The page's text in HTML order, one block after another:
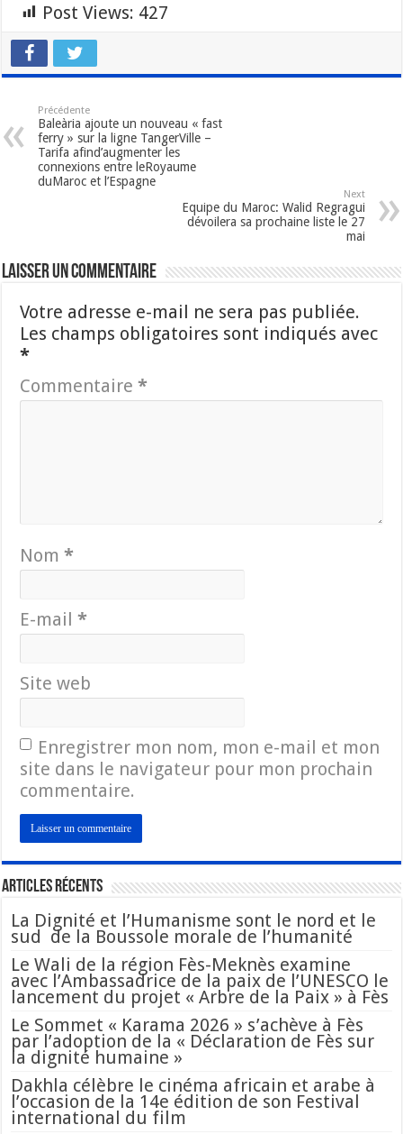
Post Views: 427
Précédente
Baleària ajoute un nouveau « fast
ferry » sur la ligne TangerVille –
Tarifa afind’augmenter les
connexions entre leRoyaume
duMaroc et l’Espagne
Next
Equipe du Maroc: Walid Regragui
dévoilera sa prochaine liste le 27
mai
Laisser un commentaire
Votre adresse e-mail ne sera pas publiée.
Les champs obligatoires sont indiqués avec
*
Commentaire*
Nom*
E-mail*
Site web
Enregistrer mon nom, mon e-mail et mon
site dans le navigateur pour mon prochain
commentaire.
Articles Récents
La Dignité et l’Humanisme sont le nord et le
sud de la Boussole morale de l’humanité
Le Wali de la région Fès-Meknès examine
avec l’Ambassadrice de la paix de l’UNESCO le
lancement du projet « Arbre de la Paix » à Fès
Le Sommet « Karama 2026 » s’achève à Fès
par l’adoption de la « Déclaration de Fès sur
la dignité humaine »
Dakhla célèbre le cinéma africain et arabe à
l’occasion de la 14e édition de son Festival
international du film